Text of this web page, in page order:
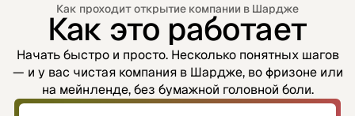
Как проходит открытие компании в Шардже
Как это работает
Начать быстро и просто. Несколько понятных шагов
— и у вас чистая компания в Шардже, во фризоне или
на мейнленде, без бумажной головной боли.